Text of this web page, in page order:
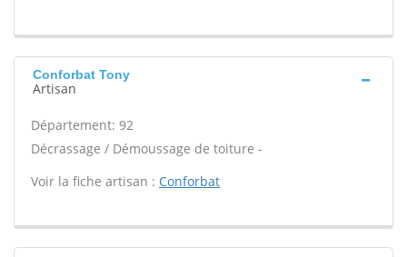
Conforbat Tony
Artisan
Département: 92
Décrassage / Démoussage de toiture -
Voir la fiche artisan : Conforbat